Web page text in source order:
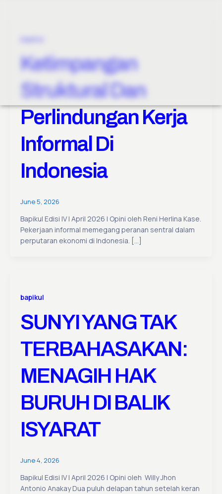
Ketimpangan
Struktural Dan
Perlindungan Kerja
Informal Di
Indonesia
June 5, 2026
Bapikul Edisi IV | April 2026 | Opini oleh Reni Herlina Kase.
Pekerjaan informal memegang peranan sentral dalam
perputaran ekonomi di Indonesia. […]
bapikul
SUNYI YANG TAK
TERBAHASAKAN:
MENAGIH HAK
BURUH DI BALIK
ISYARAT
June 4, 2026
Bapikul Edisi IV | April 2026 | Opini oleh Willy Jhon
Antonio Anakay Dua puluh delapan tahun setelah keran